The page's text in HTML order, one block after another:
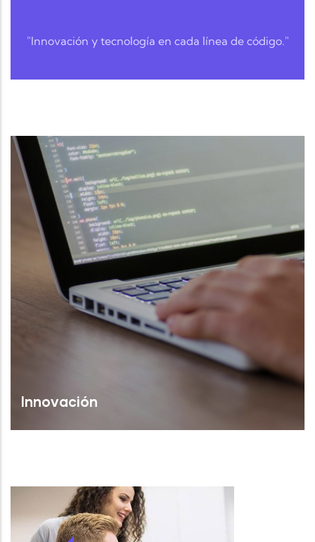
"Innovación y tecnología en cada línea de código."
Innovación